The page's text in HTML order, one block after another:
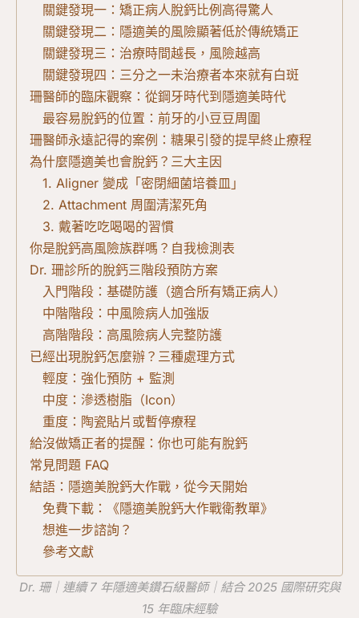
關鍵發現一：矯正病人脫鈣比例高得驚人
關鍵發現二：隱適美的風險顯著低於傳統矯正
關鍵發現三：治療時間越長，風險越高
關鍵發現四：三分之一未治療者本來就有白斑
珊醫師的臨床觀察：從鋼牙時代到隱適美時代
最容易脫鈣的位置：前牙的小豆豆周圍
珊醫師永遠記得的案例：糖果引發的提早終止療程
為什麼隱適美也會脫鈣？三大主因
1. Aligner 變成「密閉細菌培養皿」
2. Attachment 周圍清潔死角
3. 戴著吃吃喝喝的習慣
你是脫鈣高風險族群嗎？自我檢測表
Dr. 珊診所的脫鈣三階段預防方案
入門階段：基礎防護（適合所有矯正病人）
中階階段：中風險病人加強版
高階階段：高風險病人完整防護
已經出現脫鈣怎麼辦？三種處理方式
輕度：強化預防 + 監測
中度：滲透樹脂（Icon）
重度：陶瓷貼片或暫停療程
給沒做矯正者的提醒：你也可能有脫鈣
常見問題 FAQ
結語：隱適美脫鈣大作戰，從今天開始
免費下載：《隱適美脫鈣大作戰衛教單》
想進一步諮詢？
參考文獻
Dr. 珊｜連續 7 年隱適美鑽石級醫師｜結合 2025 國際研究與
15 年臨床經驗